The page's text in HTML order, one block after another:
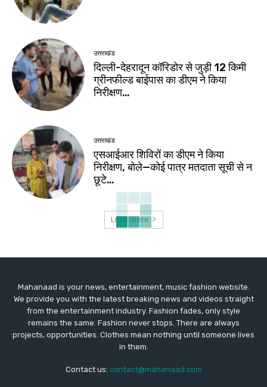
उत्तराखंड
दिल्ली-देहरादून कॉरिडोर से जुड़ी 12 किमी
ग्रीनफील्ड बाईपास का डीएम ने किया
निरीक्षण…
उत्तराखंड
एसआईआर शिविरों का डीएम ने किया
निरीक्षण, बोले—कोई पात्र मतदाता सूची से न
छूटे…
Load more